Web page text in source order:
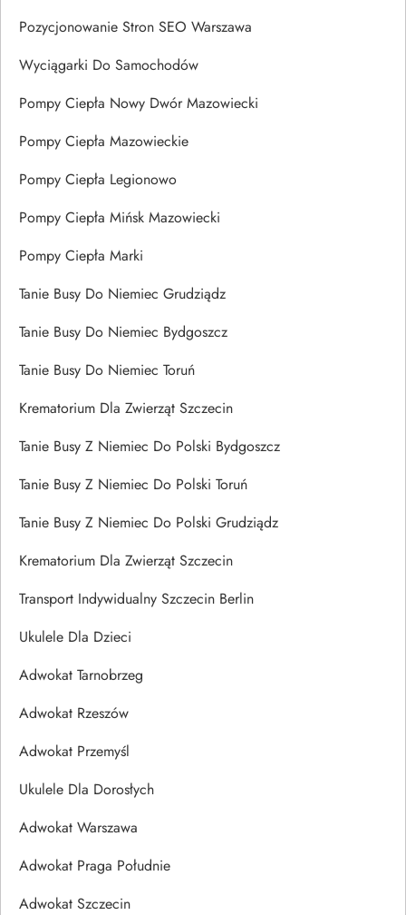
Pozycjonowanie Stron SEO Warszawa
Wyciągarki Do Samochodów
Pompy Ciepła Nowy Dwór Mazowiecki
Pompy Ciepła Mazowieckie
Pompy Ciepła Legionowo
Pompy Ciepła Mińsk Mazowiecki
Pompy Ciepła Marki
Tanie Busy Do Niemiec Grudziądz
Tanie Busy Do Niemiec Bydgoszcz
Tanie Busy Do Niemiec Toruń
Krematorium Dla Zwierząt Szczecin
Tanie Busy Z Niemiec Do Polski Bydgoszcz
Tanie Busy Z Niemiec Do Polski Toruń
Tanie Busy Z Niemiec Do Polski Grudziądz
Krematorium Dla Zwierząt Szczecin
Transport Indywidualny Szczecin Berlin
Ukulele Dla Dzieci
Adwokat Tarnobrzeg
Adwokat Rzeszów
Adwokat Przemyśl
Ukulele Dla Dorosłych
Adwokat Warszawa
Adwokat Praga Południe
Adwokat Szczecin